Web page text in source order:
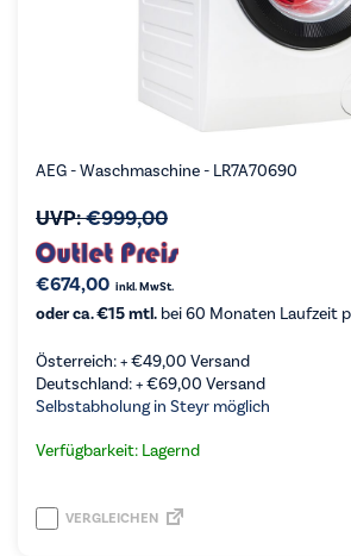
AEG - Waschmaschine - LR7A70690
UVP:€999,00
€674,00 inkl. MwSt.
oder ca. €15 mtl. bei 60 Monaten Laufzeit
Österreich: +€49,00 Versand
Deutschland: +€69,00 Versand
Selbstabholung in Steyr möglich
Verfügbarkeit: Lagernd
VERGLEICHEN